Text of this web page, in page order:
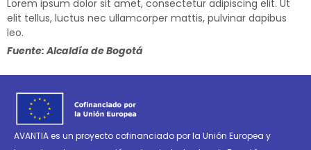
Lorem ipsum dolor sit amet, consectetur adipiscing elit. Ut
elit tellus, luctus nec ullamcorper mattis, pulvinar dapibus
leo.
Fuente: Alcaldía de Bogotá
AVANTIA es un proyecto cofinanciado por la Unión Europea y